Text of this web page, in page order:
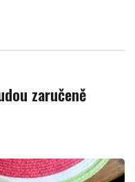
zaručeně